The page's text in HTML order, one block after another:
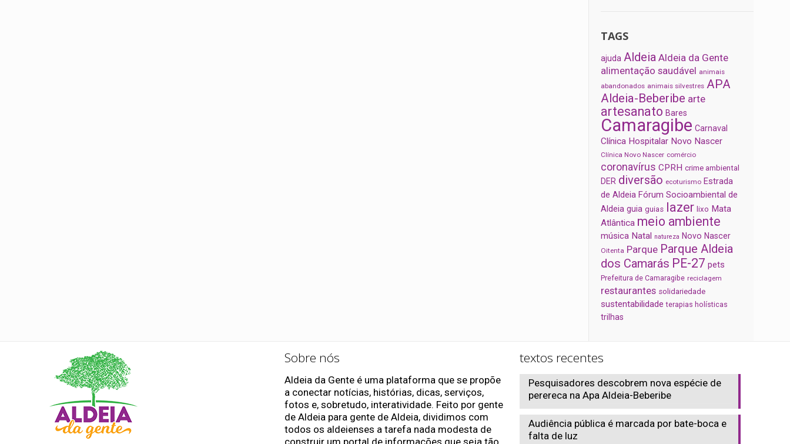
TAGS
ajuda Aldeia Aldeia da Gente
alimentação saudável animais
abandonados animais silvestres APA
Aldeia-Beberibe arte
artesanato Bares
Camaragibe Carnaval
Clínica Hospitalar Novo Nascer
Clínica Novo Nascer comércio
coronavírus CPRH crime ambiental
DER diversão ecoturismo Estrada
de Aldeia Fórum Socioambiental de
Aldeia guia guias lazer lixo Mata
Atlântica meio ambiente
música Natal natureza Novo Nascer
Oitenta Parque Parque Aldeia
dos Camarás PE-27 pets
Prefeitura de Camaragibe reciclagem
restaurantes solidariedade
sustentabilidade terapias holísticas
trilhas
Sobre nós
Aldeia da Gente é uma plataforma que se propõe
a conectar notícias, histórias, dicas, serviços,
fotos e, sobretudo, interatividade. Feito por gente
de Aldeia para gente de Aldeia, dividimos com
todos os aldeienses a tarefa nada modesta de
textos recentes
Pesquisadores descobrem nova espécie de
perereca na Apa Aldeia-Beberibe
Audiência pública é marcada por bate-boca e
falta de luz